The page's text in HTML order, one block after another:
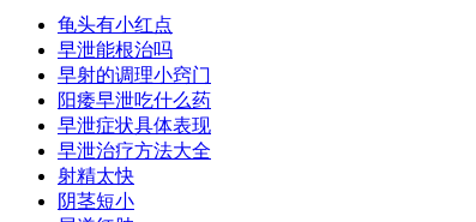
龟头有小红点
早泄能根治吗
早射的调理小窍门
阳痿早泄吃什么药
早泄症状具体表现
早泄治疗方法大全
射精太快
阴茎短小